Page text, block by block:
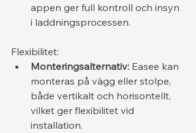
appen ger full kontroll och insyn
i laddningsprocessen.
Flexibilitet:
Monteringsalternativ: Easee kan
monteras på vägg eller stolpe,
både vertikalt och horisontellt,
vilket ger flexibilitet vid
installation.